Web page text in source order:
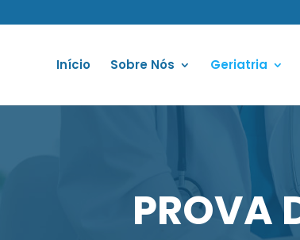
Início Sobre Nós Geriatria
PROVA